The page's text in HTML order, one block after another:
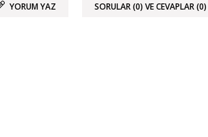
YORUM YAZ SORULAR (0) VE CEVAPLAR (0)